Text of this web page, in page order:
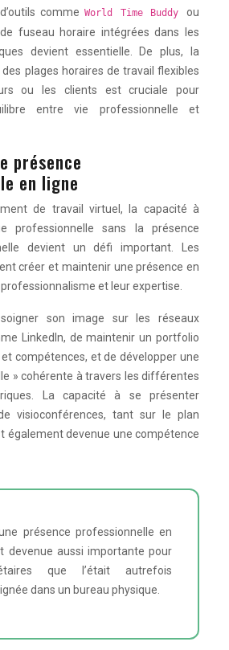
comme World Time Buddyou
fuseau horaire intégrées dans les
devient essentielle. De plus, la
plages horaires de travail flexibles
ou les clients est cruciale pour
entre vie professionnelle et
présence
en ligne
de travail virtuel, la capacité à
professionnelle sans la présence
devient un défi important. Les
créer et maintenir une présence en
et leur expertise.
son image sur les réseaux
LinkedIn, de maintenir un portfolio
compétences, et de développer une
» cohérente à travers les différentes
La capacité à se présenter
visioconférences, tant sur le plan
également devenue une compétence
présence professionnelle en
devenue aussi importante pour
que l’était autrefois
dans un bureau physique.